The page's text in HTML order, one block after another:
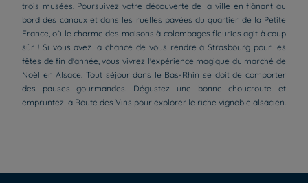
trois musées. Poursuivez votre découverte de la ville en flânant au
bord des canaux et dans les ruelles pavées du quartier de la Petite
France, où le charme des maisons à colombages fleuries agit à coup
sûr ! Si vous avez la chance de vous rendre à Strasbourg pour les
fêtes de fin d'année, vous vivrez l'expérience magique du marché de
Noël en Alsace. Tout séjour dans le Bas-Rhin se doit de comporter
des pauses gourmandes. Dégustez une bonne choucroute et
empruntez la Route des Vins pour explorer le riche vignoble alsacien.
Hôtels à Paris